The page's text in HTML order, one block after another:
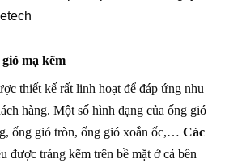
mạ kẽm
thiết kế rất linh hoạt để đáp ứng nhu
hàng. Một số hình dạng của ống gió
ống gió tròn, ống gió xoắn ốc,… Các
được tráng kẽm trên bề mặt ở cả bên